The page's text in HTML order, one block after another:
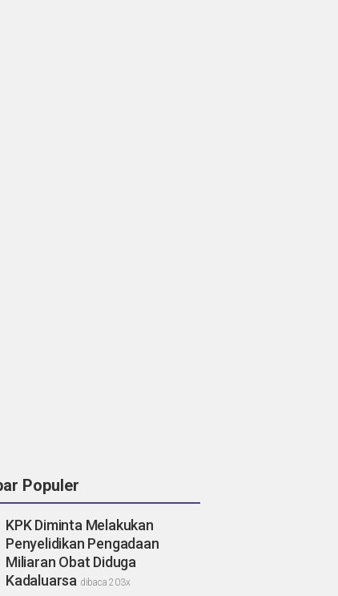
Populer
KPK Diminta Melakukan
Penyelidikan Pengadaan
Miliaran Obat Diduga
Kadaluarsa dibaca 203x